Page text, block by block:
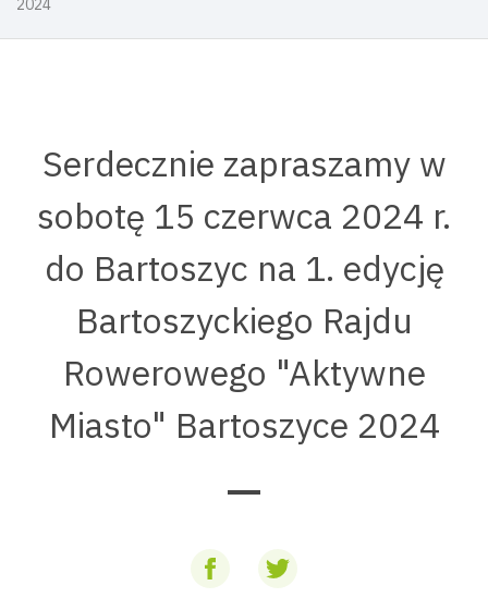
2024
Serdecznie zapraszamy w
sobotę 15 czerwca 2024 r.
do Bartoszyc na 1. edycję
Bartoszyckiego Rajdu
Rowerowego "Aktywne
Miasto" Bartoszyce 2024